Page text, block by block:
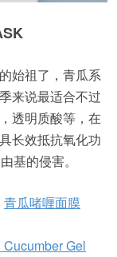
始祖了，青瓜系
来说最适合不过
透明质酸等，在
长效抵抗氧化功
基的侵害。
青瓜啫喱面膜
Gel